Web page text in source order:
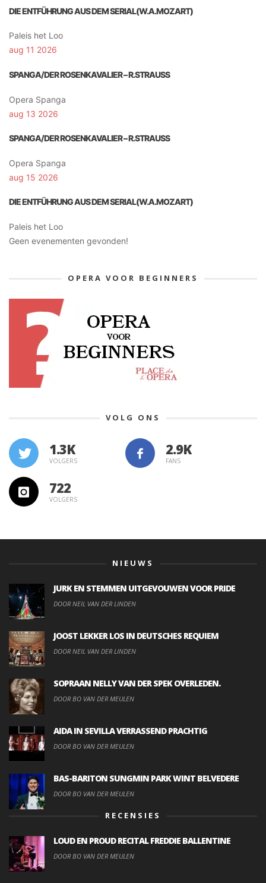
DIE ENTFÜHRUNG AUS DEM SERIAL(W.A.MOZART)
Paleis het Loo
aug 11 2026
SPANGA/DER ROSENKAVALIER – R.STRAUSS
Opera Spanga
aug 13 2026
SPANGA/DER ROSENKAVALIER – R.STRAUSS
Opera Spanga
aug 15 2026
DIE ENTFÜHRUNG AUS DEM SERIAL(W.A.MOZART)
Paleis het Loo
Geen evenementen gevonden!
OPERA VOOR BEGINNERS
VOLG ONS
1.3K
VOLGERS FANS
722
VOLGERS
NIEUWS
JURK EN STEMMEN UITGEVOUWEN VOOR PRIDE
DOOR NEIL VAN DER LINDEN
JOOST LEKKER LOS IN DEUTSCHES REQUIEM
DOOR NEIL VAN DER LINDEN
SOPRAAN NELLY VAN DER SPEK OVERLEDEN.
DOOR BO VAN DER MEULEN
AIDA IN SEVILLA VERRASSEND PRACHTIG
DOOR BO VAN DER MEULEN
BAS-BARITON SUNGMIN PARK WINT BELVEDERE
DOOR BO VAN DER MEULEN
RECENSIES
LOUD EN PROUD RECITAL FREDDIE BALLENTINE
DOOR BO VAN DER MEULEN